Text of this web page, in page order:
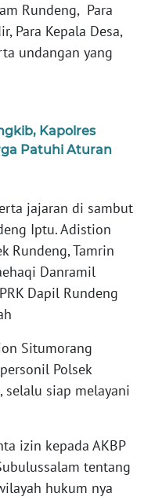
Rundeng, Para
Para Kepala Desa,
undangan yang
Kapolres
Patuhi Aturan
jajaran di sambut
Iptu. Adistion
Rundeng, Tamrin
Danramil
Dapil Rundeng
Situmorang
Polsek
selalu siap melayani
izin kepada AKBP
tentang
hukum nya